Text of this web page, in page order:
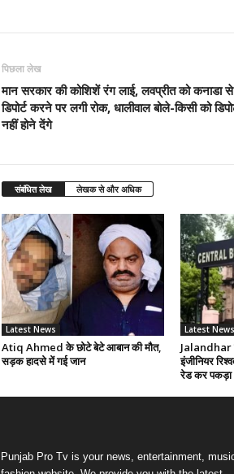
पिछला लेख
मान सरकार की कोशिशें रंग लाई, लवप्रीत को कनाडा से
डिपोर्ट करने पर लगी रोक, धालीवाल बोले-किसी को
नहीं होने देंगे
संबंधित लेख लेखक से और अधिक
Latest News
Atiq Ahmed के छोटे बेटे आबान की मौत,
सड़क हादसे में गई जान
Latest News
Jalandhar
इंजीनियर
रेड कर पकड़ा
Punjab Pro Tv is your news, entertainment,